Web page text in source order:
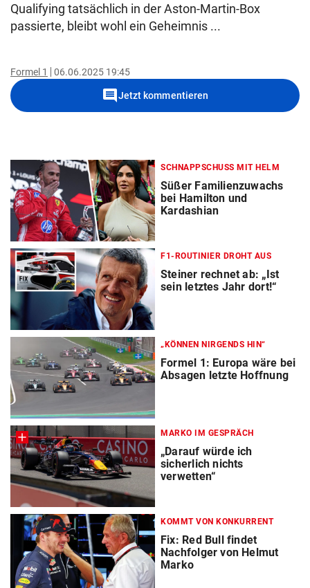
Qualifying tatsächlich in der Aston-Martin-Box
passierte, bleibt wohl ein Geheimnis ...
Formel 1 06.06.2025 19:45
commentJetzt kommentieren
SCHNAPPSCHUSS MIT HELM
Süßer Familienzuwachs
bei Hamilton und
Kardashian
F1-ROUTINIER DROHT AUS
Steiner rechnet ab: „Ist
sein letztes Jahr dort!“
„KÖNNEN NIRGENDS HIN“
Formel 1: Europa wäre bei
Absagen letzte Hoffnung
MARKO IM GESPRÄCH
„Darauf würde ich
sicherlich nichts
verwetten“
KOMMT VON KONKURRENT
Fix: Red Bull findet
Nachfolger von Helmut
Marko